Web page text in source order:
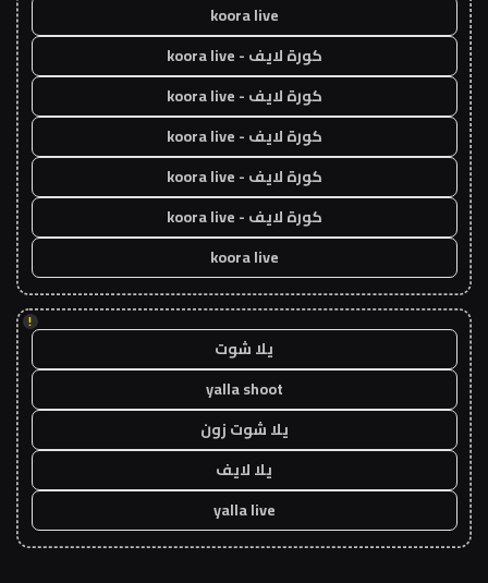
koora live
كورة لايف - koora live
كورة لايف - koora live
كورة لايف - koora live
كورة لايف - koora live
كورة لايف - koora live
koora live
!
يلا شوت
yalla shoot
يلا شوت زون
يلا لايف
yalla live